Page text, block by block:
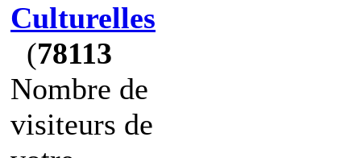
Culturelles
(78113
Nombre de
visiteurs de